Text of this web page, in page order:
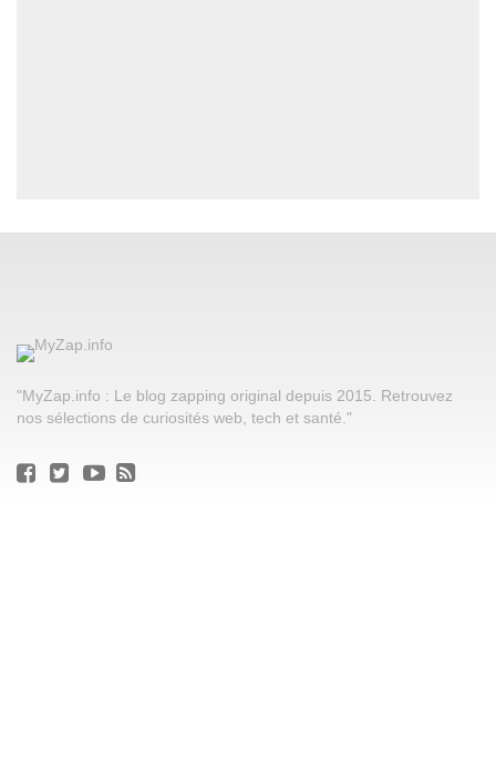
"MyZap.info : Le blog zapping original depuis 2015. Retrouvez
nos sélections de curiosités web, tech et santé."